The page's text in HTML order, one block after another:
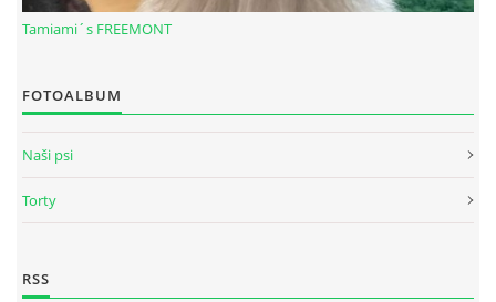
© 2026 eStránky.sk|RSS
Tamiami´s FREEMONT
FOTOALBUM
Naši psi
Torty
RSS